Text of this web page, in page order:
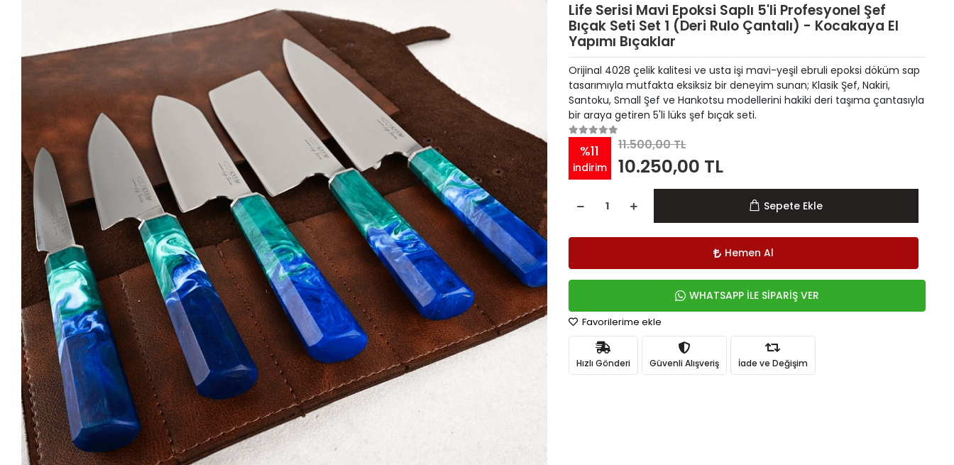
Life Serisi Mavi Epoksi Saplı 5'li Profesyonel Şef
Bıçak Seti Set 1 (Deri Rulo Çantalı) - Kocakaya El
Yapımı Bıçaklar
Orijinal 4028 çelik kalitesi ve usta işi mavi-yeşil ebruli epoksi döküm sap
tasarımıyla mutfakta eksiksiz bir deneyim sunan; Klasik Şef, Nakiri,
Santoku, Small Şef ve Hankotsu modellerini hakiki deri taşıma çantasıyla
bir araya getiren 5'li lüks şef bıçak seti.
%11
indirim
11.500,00 TL
10.250,00 TL
Sepete Ekle
Hemen Al
WHATSAPP İLE SİPARİŞ VER
Favorilerime ekle
Hızlı Gönderi Güvenli Alışveriş İade ve Değişim